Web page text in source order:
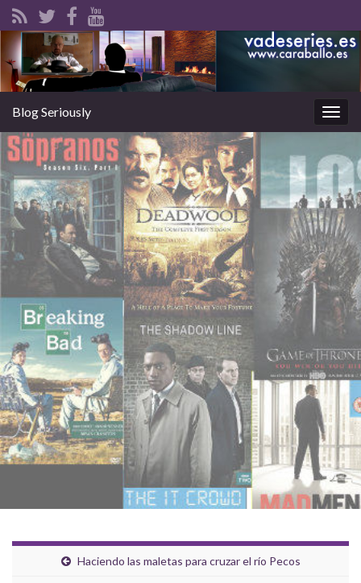
la
Blog Seriously
Haciendo las maletas para cruzar el río Pecos